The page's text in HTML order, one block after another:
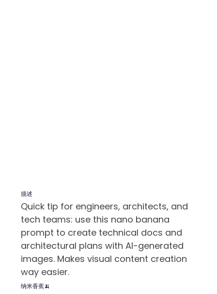
描述
Quick tip for engineers, architects, and
tech teams: use this nano banana
prompt to create technical docs and
architectural plans with AI-generated
images. Makes visual content creation
way easier.
纳米香蕉🍌